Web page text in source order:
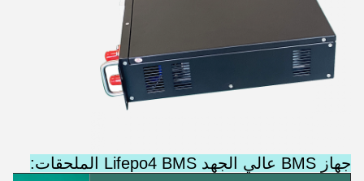
جهاز BMS عالي الجهد Lifepo4 BMS الملحقات: